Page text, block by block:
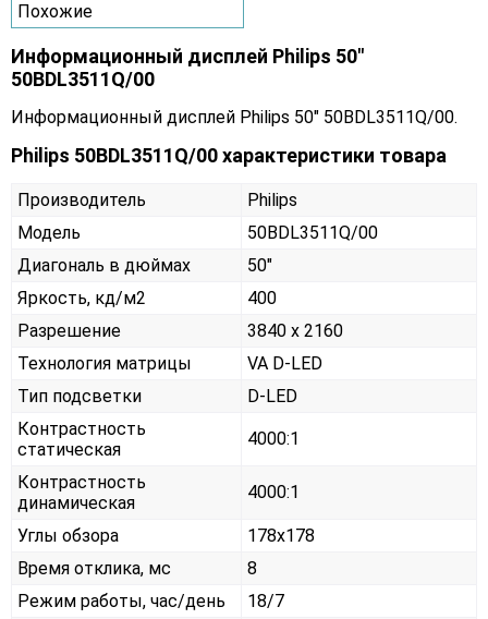
Похожие
Информационный дисплей Philips 50"
50BDL3511Q/00
Информационный дисплей Philips 50" 50BDL3511Q/00.
Philips 50BDL3511Q/00 характеристики товара
Производитель
Philips
Модель
50BDL3511Q/00
Диагональ в дюймах
50"
Яркость, кд/м2
400
Разрешение
3840 x 2160
Технология матрицы
VA D-LED
Тип подсветки
D-LED
Контрастность
статическая
4000:1
Контрастность
динамическая
4000:1
Углы обзора
178x178
Время отклика, мс
8
Режим работы, час/день
18/7